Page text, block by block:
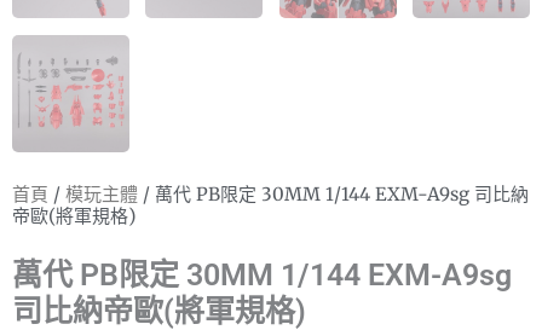
首頁 / 模玩主體 / 萬代 PB限定 30MM 1/144 EXM-A9sg 司比納
帝歐(將軍規格)
萬代 PB限定 30MM 1/144 EXM-A9sg
司比納帝歐(將軍規格)